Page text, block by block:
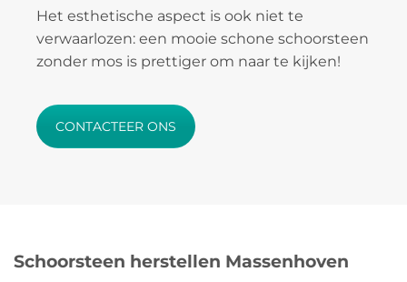
Het esthetische aspect is ook niet te
verwaarlozen: een mooie schone schoorsteen
zonder mos is prettiger om naar te kijken!
CONTACTEER ONS
Schoorsteen herstellen Massenhoven